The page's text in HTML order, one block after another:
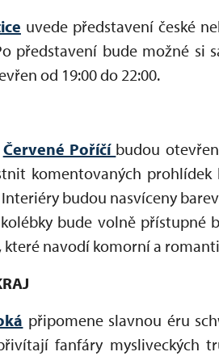
uvede představení české
představení bude možné
od 19:00 do 22:00.
Červené Poříčí budou
komentovaných
Interiéry budou nasvíceny
bude volně přístupné
které navodí komorní a
připomene slavnou éru
fanfáry mysliveckých